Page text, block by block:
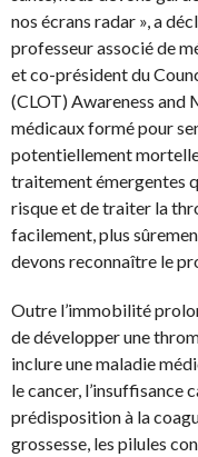
nos écrans radar », a
professeur associé de
et co-président du
(CLOT) Awareness and
médicaux formé pour
potentiellement
traitement émergentes
risque et de traiter la
facilement, plus
devons reconnaître le
Outre l’immobilité
de développer une
inclure une maladie
le cancer, l’insuffisance
prédisposition à la
grossesse, les pilules